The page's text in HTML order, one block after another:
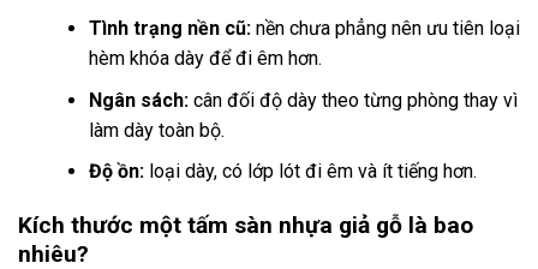
Tình trạng nền cũ:nền chưa phẳng nên ưu tiên loại
hèm khóa dày để đi êm hơn.
Ngân sách:cân đối độ dày theo từng phòng thay vì
làm dày toàn bộ.
Độ ồn:loại dày, có lớp lót đi êm và ít tiếng hơn.
Kích thước một tấm sàn nhựa giả gỗ là bao
nhiêu?